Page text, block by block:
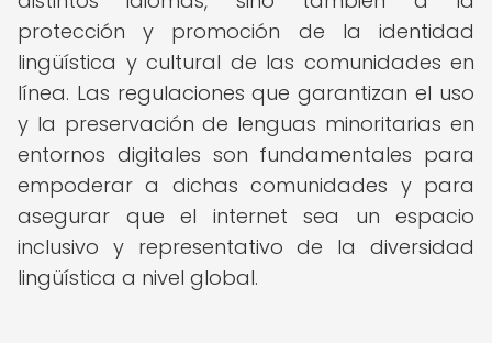
protección y promoción de la identidad
lingüística y cultural de las comunidades en
línea. Las regulaciones que garantizan el uso
y la preservación de lenguas minoritarias en
entornos digitales son fundamentales para
empoderar a dichas comunidades y para
asegurar que el internet sea un espacio
inclusivo y representativo de la diversidad
lingüística a nivel global.